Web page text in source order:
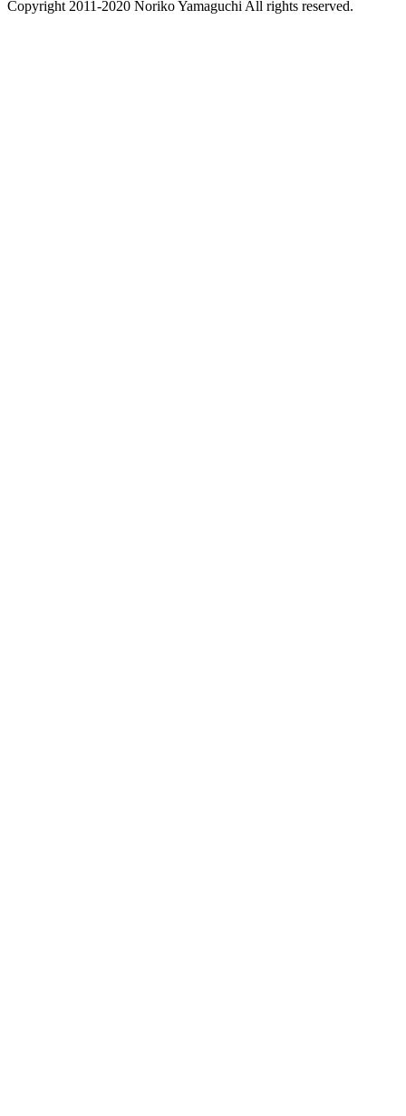
Copyright 2011-2020 Noriko Yamaguchi All rights reserved.